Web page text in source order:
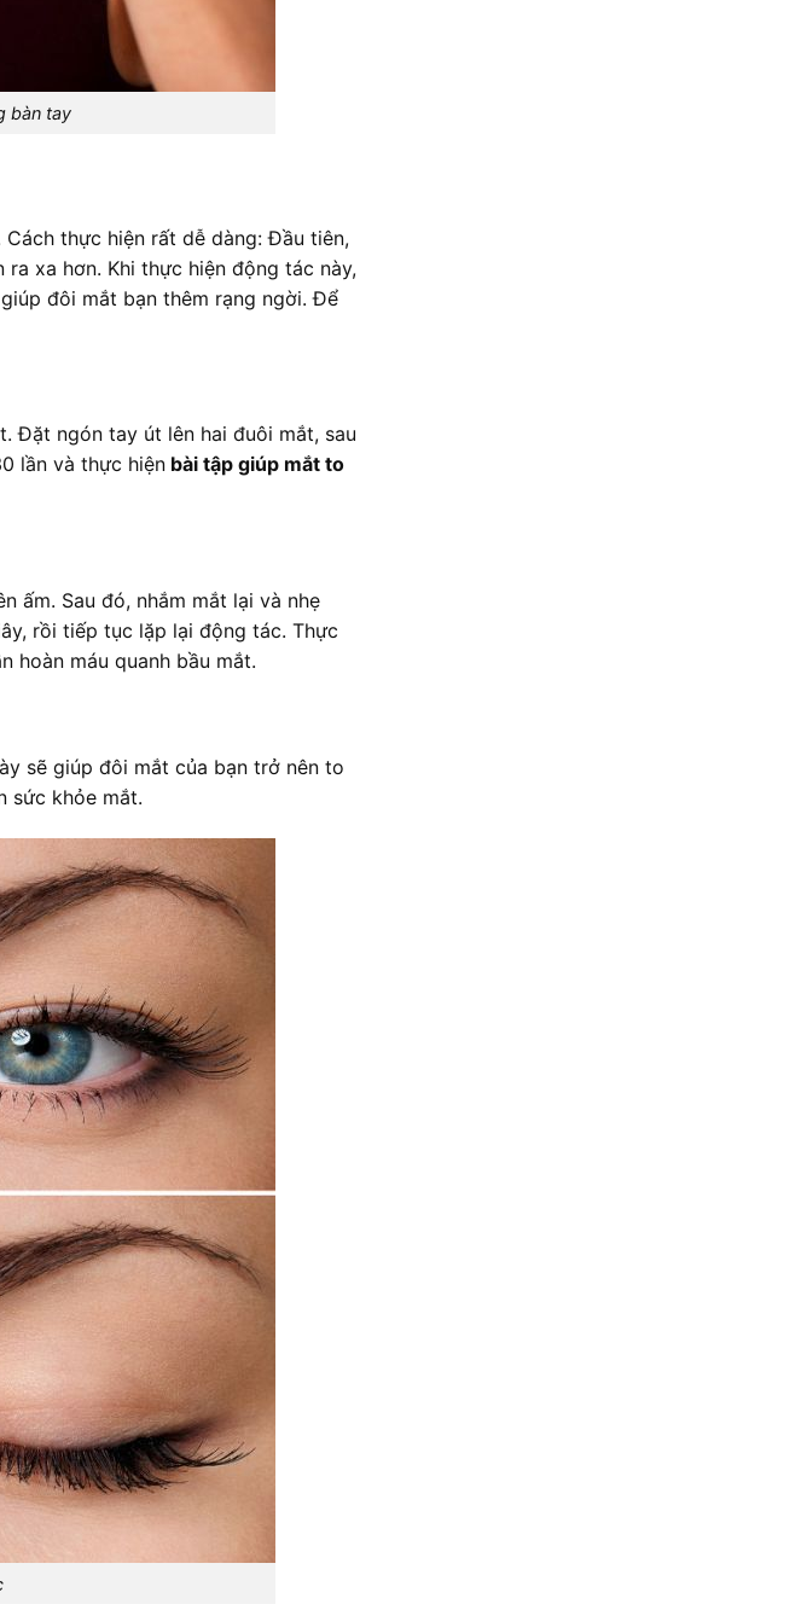
bàn tay
thực hiện rất dễ dàng: Đầu tiên,
xa hơn. Khi thực hiện động tác này,
đôi mắt bạn thêm rạng ngời. Để
Đặt ngón tay út lên hai đuôi mắt, sau
lần và thực hiện bài tập giúp mắt to
ấm. Sau đó, nhắm mắt lại và nhẹ
rồi tiếp tục lặp lại động tác. Thực
hoàn máu quanh bầu mắt.
sẽ giúp đôi mắt của bạn trở nên to
sức khỏe mắt.